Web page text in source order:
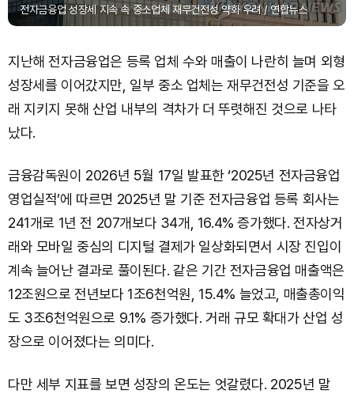
전자금융업 성장세 지속 속 중소업체 재무건전성 약화 우려 / 연합뉴스
지난해 전자금융업은 등록 업체 수와 매출이 나란히 늘며 외형
성장세를 이어갔지만, 일부 중소 업체는 재무건전성 기준을 오
래 지키지 못해 산업 내부의 격차가 더 뚜렷해진 것으로 나타
났다.
금융감독원이 2026년 5월 17일 발표한 ‘2025년 전자금융업
영업실적’에 따르면 2025년 말 기준 전자금융업 등록 회사는
241개로 1년 전 207개보다 34개, 16.4% 증가했다. 전자상거
래와 모바일 중심의 디지털 결제가 일상화되면서 시장 진입이
계속 늘어난 결과로 풀이된다. 같은 기간 전자금융업 매출액은
12조원으로 전년보다 1조6천억원, 15.4% 늘었고, 매출총이익
도 3조6천억원으로 9.1% 증가했다. 거래 규모 확대가 산업 성
장으로 이어졌다는 의미다.
다만 세부 지표를 보면 성장의 온도는 엇갈렸다. 2025년 말